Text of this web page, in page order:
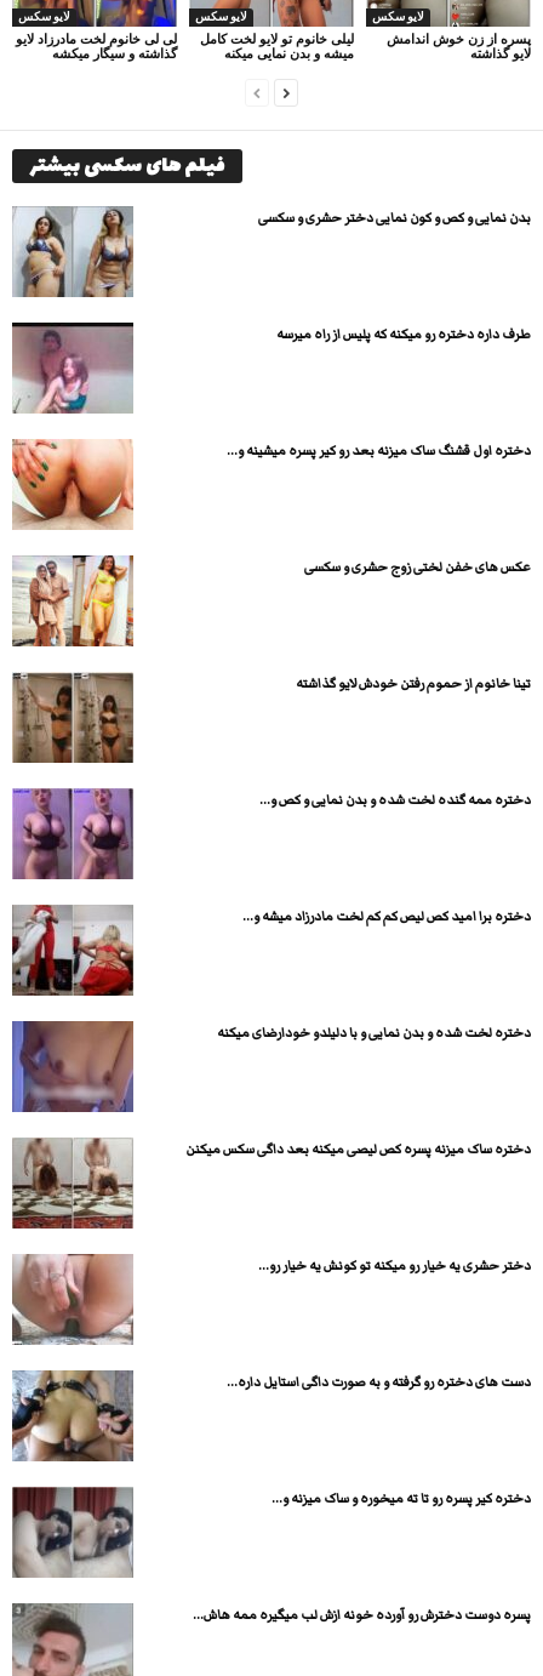
لایو سکس
لی لی خانوم لخت مادرزاد لایو
گذاشته و سیگار میکشه
لایو سکس
لیلی خانوم تو لایو لخت کامل
میشه و بدن نمایی میکنه
لایو سکس
پسره از زن خوش اندامش
لایو گذاشته
فیلم های سکسی بیشتر
بدن نمایی و کص و کون نمایی دختر حشری و سکسی
طرف داره دختره رو میکنه که پلیس از راه میرسه
دختره اول قشنگ ساک میزنه بعد رو کیر پسره میشینه و...
عکس های خفن لختی زوج حشری و سکسی
تینا خانوم از حموم رفتن خودش لایو گذاشته
دختره ممه گنده لخت شده و بدن نمایی و کص و...
دختره برا امید کص لیص کم کم لخت مادرزاد میشه و...
دختره لخت شده و بدن نمایی و با دلیلدو خودارضای میکنه
دختره ساک میزنه پسره کص لیصی میکنه بعد داگی سکس میکنن
دختر حشری یه خیار رو میکنه تو کونش یه خیار رو...
دست های دختره رو گرفته و به صورت داگی استایل داره...
دختره کیر پسره رو تا ته میخوره و ساک میزنه و...
پسره دوست دخترش رو آورده خونه ازش لب میگیره ممه هاش...